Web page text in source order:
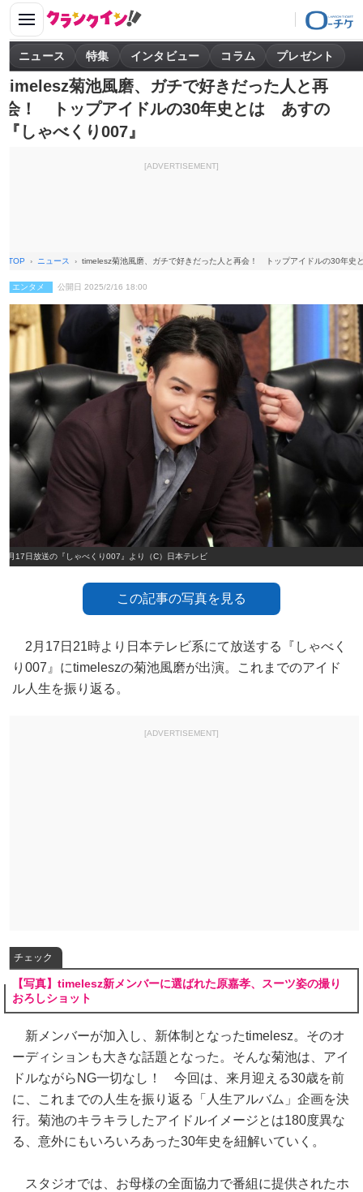
ニュース 特集 インタビュー コラム プレゼント
timelesz菊池風磨、ガチで好きだった人と再
会！ トップアイドルの30年史とは あすの
『しゃべくり007』
[ADVERTISEMENT]
TOP ニュース timelesz菊池風磨、ガチで好きだった人と再会！ トップアイドルの30年
エンタメ 公開日 2025/2/16 18:00
2月17日放送の『しゃべくり007』より（C）日本テレビ
この記事の写真を見る
2月17日21時より日本テレビ系にて放送する『しゃべく
り007』にtimeleszの菊池風磨が出演。これまでのアイド
ル人生を振り返る。
[ADVERTISEMENT]
チェック
【写真】timelesz新メンバーに選ばれた原嘉孝、スーツ姿の撮り
おろしショット
新メンバーが加入し、新体制となったtimelesz。そのオ
ーディションも大きな話題となった。そんな菊池は、アイ
ドルながらNG一切なし！ 今回は、来月迎える30歳を前
に、これまでの人生を振り返る「人生アルバム」企画を決
行。菊池のキラキラしたアイドルイメージとは180度異な
る、意外にもいろいろあった30年史を紐解いていく。
スタジオでは、お母様の全面協力で番組に提供されたホ